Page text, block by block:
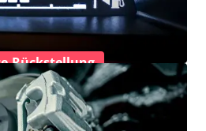
Rückstellung